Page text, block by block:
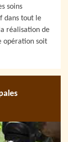
soins
dans tout le
réalisation de
opération soit